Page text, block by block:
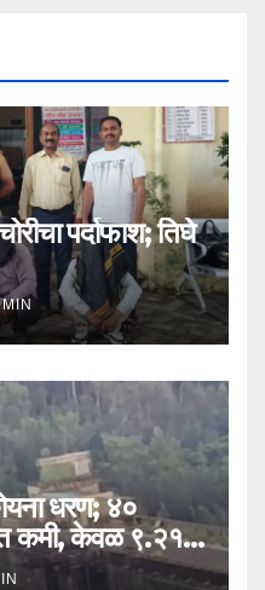
पर्दाफाश; तिघे
धरण; ४०
कमी, केवळ ९.२१